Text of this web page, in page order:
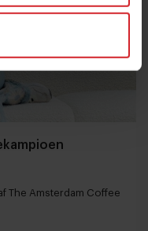
The Amsterdam Coffee